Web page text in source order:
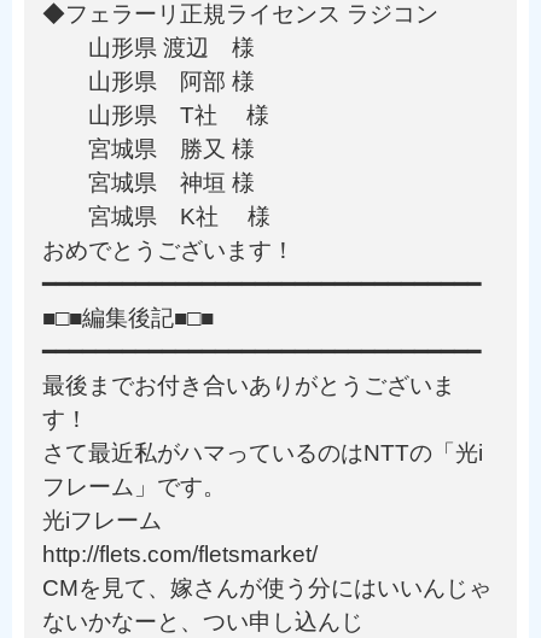
◆フェラーリ正規ライセンス ラジコン
山形県 渡辺 様
山形県 阿部 様
山形県 T社 様
宮城県 勝又 様
宮城県 神垣 様
宮城県 K社 様
おめでとうございます！
━━━━━━━━━━━━━━━━━━━━━━━━━━━━━━━━━
■□■編集後記■□■
━━━━━━━━━━━━━━━━━━━━━━━━━━━━━━━━━
最後までお付き合いありがとうございま
す！
さて最近私がハマっているのはNTTの「光i
フレーム」です。
光iフレーム
http://flets.com/fletsmarket/
CMを見て、嫁さんが使う分にはいいんじゃ
ないかなーと、つい申し込んじ